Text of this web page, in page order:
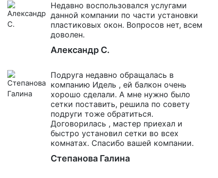
Недавно воспользовался услугами
данной компании по части установки
пластиковых окон. Вопросов нет, всем
доволен.
Александр С.
Подруга недавно обращалась в
компанию Идель , ей балкон очень
хорошо сделали. А мне нужно было
сетки поставить, решила по совету
подруги тоже обратиться.
Договорилась , мастер приехал и
быстро установил сетки во всех
комнатах. Спасибо вашей компании.
Степанова Галина